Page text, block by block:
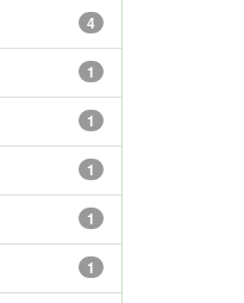
4
1
1
1
1
1